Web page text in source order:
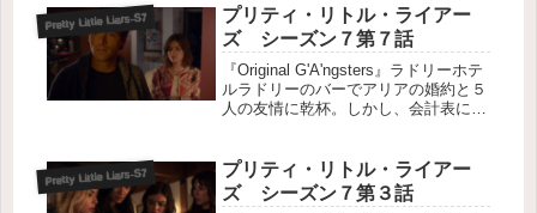
女の元にグルンワルドがあらわれる。
ハンナとケイレブの周りに暗...
Pretty Little Liars-S7
プリティ・リトル・ライアー
ズ シーズン７第７話
『Original G'A'ngsters』ラドリーホテ
ルラドリーのバーでアリアの婚約と５
人の友情に乾杯。しかし、会計表に
D”と、メッセージが記入されていた。
エリオット殺...
Pretty Little Liars-S7
プリティ・リトル・ライアー
ズ シーズン７第３話